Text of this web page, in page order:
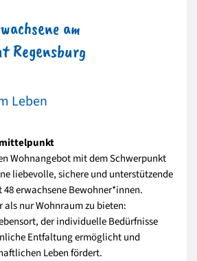
am
Leben
Wohnangebot mit dem Schwerpunkt
liebevolle, sichere und unterstützende
erwachsene Bewohner*innen.
als nur Wohnraum zu bieten:
der individuelle Bedürfnisse
Entfaltung ermöglicht und
Leben fördert.